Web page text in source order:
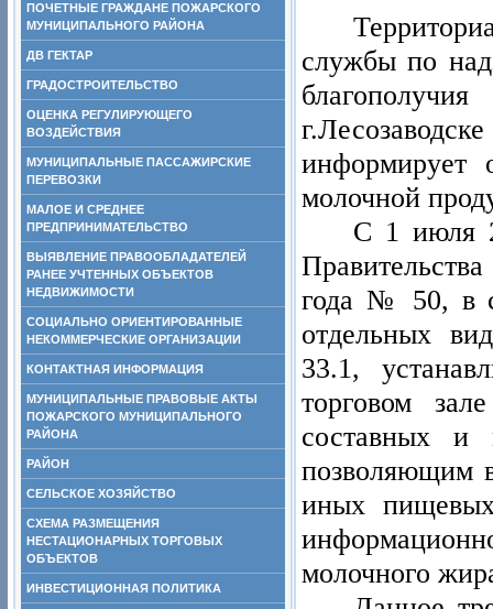
ПОЧЕТНЫЕ ГРАЖДАНЕ ПОЖАРСКОГО
МУНИЦИПАЛЬНОГО РАЙОНА
ДВ ГЕКТАР
ГРАДОСТРОИТЕЛЬСТВО
ОЦЕНКА РЕГУЛИРУЮЩЕГО
ВОЗДЕЙСТВИЯ
МУНИЦИПАЛЬНЫЕ ПАССАЖИРСКИЕ
ПЕРЕВОЗКИ
МАЛОЕ И СРЕДНЕЕ
ПРЕДПРИНИМАТЕЛЬСТВО
ВЫЯВЛЕНИЕ ПРАВООБЛАДАТЕЛЕЙ
РАНЕЕ УЧТЕННЫХ ОБЪЕКТОВ
НЕДВИЖИМОСТИ
СОЦИАЛЬНО ОРИЕНТИРОВАННЫЕ
НЕКОММЕРЧЕСКИЕ ОРГАНИЗАЦИИ
КОНТАКТНАЯ ИНФОРМАЦИЯ
МУНИЦИПАЛЬНЫЕ ПРАВОВЫЕ АКТЫ
ПОЖАРСКОГО МУНИЦИПАЛЬНОГО
РАЙОНА
РАЙОН
СЕЛЬСКОЕ ХОЗЯЙСТВО
СХЕМА РАЗМЕЩЕНИЯ
НЕСТАЦИОНАРНЫХ ТОРГОВЫХ
ОБЪЕКТОВ
ИНВЕСТИЦИОННАЯ ПОЛИТИКА
службы по
информирует
молочной
С 1 июля
года № 50, в
отдельных
33.1,
торговом
составных и
позволяющим
иных
молочного